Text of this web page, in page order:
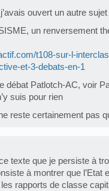
ouvert un autre sujet
un renversement
t108-sur-l-
et-3-debats-en-1
débat Patlotch-AC, voir
suis pour rien
reste certainement pas
texte que je persiste à
à montrer que l’Etat
rapports de classe